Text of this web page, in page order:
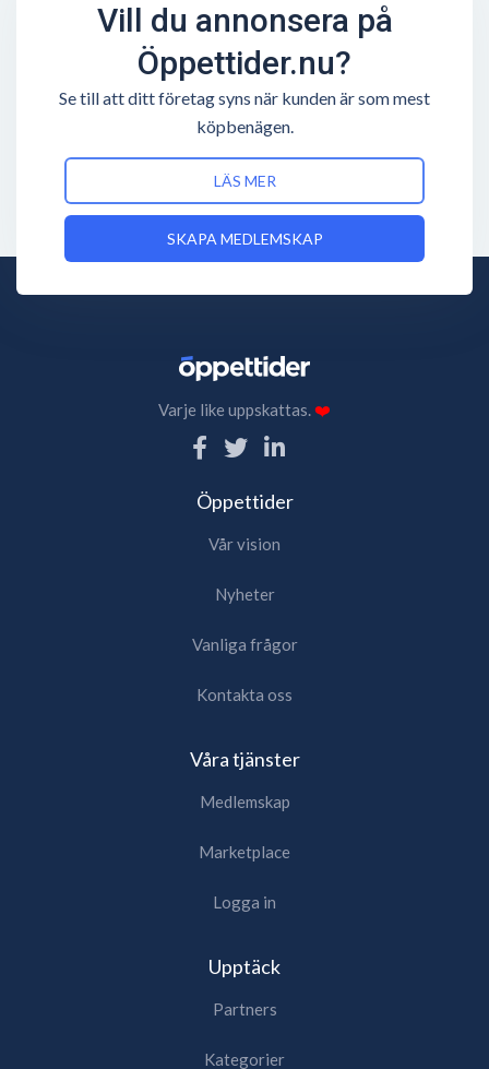
Vill du annonsera på
Öppettider.nu?
Se till att ditt företag syns när kunden är som mest
köpbenägen.
LÄS MER
SKAPA MEDLEMSKAP
Varje like uppskattas.❤️
Öppettider
Vår vision
Nyheter
Vanliga frågor
Kontakta oss
Våra tjänster
Medlemskap
Marketplace
Logga in
Upptäck
Partners
Kategorier